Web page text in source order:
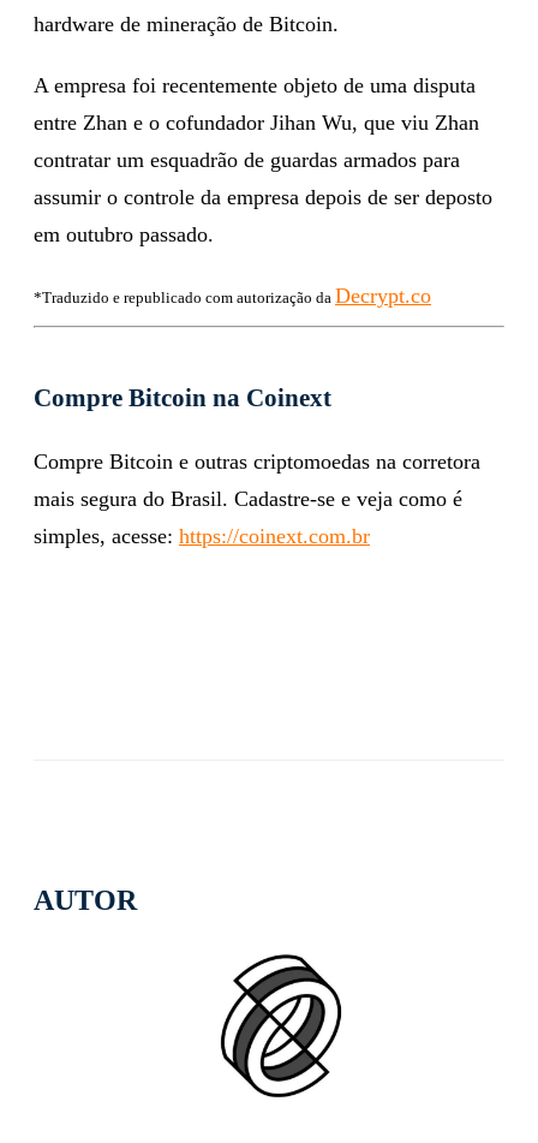
AUTOR
hardware de mineração de Bitcoin.
A empresa foi recentemente objeto de uma disputa
entre Zhan e o cofundador Jihan Wu, que viu Zhan
contratar um esquadrão de guardas armados para
assumir o controle da empresa depois de ser deposto
em outubro passado.
*Traduzido e republicado com autorização da Decrypt.co
Compre Bitcoin na Coinext
Compre Bitcoin e outras criptomoedas na corretora
mais segura do Brasil. Cadastre-se e veja como é
simples, acesse: https://coinext.com.br